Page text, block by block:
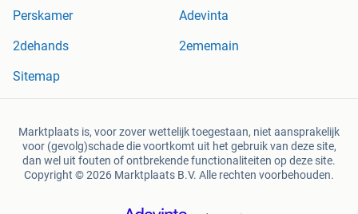
Perskamer
Adevinta
2dehands
2ememain
Sitemap
Marktplaats is, voor zover wettelijk toegestaan, niet aansprakelijk
voor (gevolg)schade die voortkomt uit het gebruik van deze site,
dan wel uit fouten of ontbrekende functionaliteiten op deze site.
Copyright © 2026 Marktplaats B.V. Alle rechten voorbehouden.